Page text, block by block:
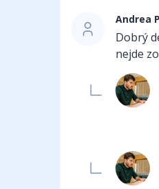
Andrea
Dobrý
nejde